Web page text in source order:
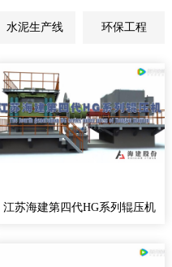
水泥生产线 环保工程
江苏海建第四代HG系列辊压机